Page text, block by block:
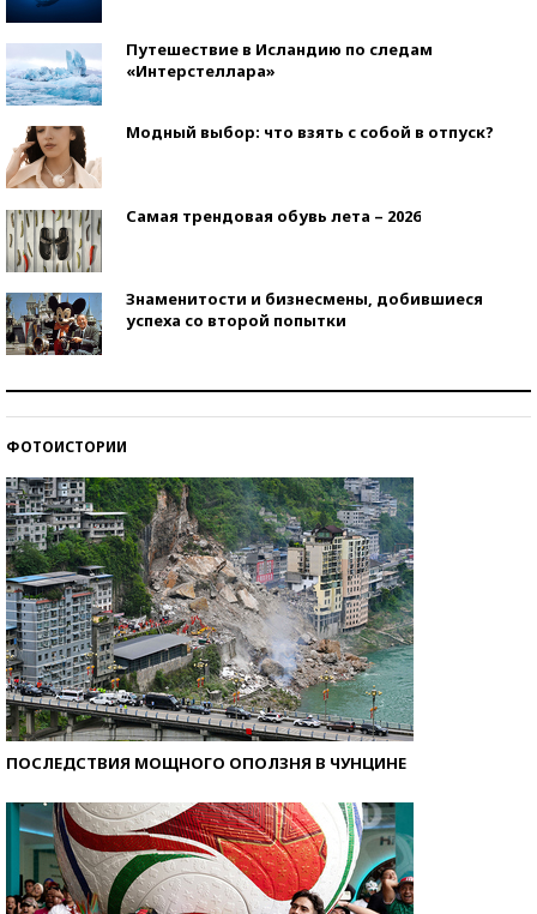
Путешествие в Исландию по следам
«Интерстеллара»
Модный выбор: что взять с собой в отпуск?
Самая трендовая обувь лета – 2026
Знаменитости и бизнесмены, добившиеся
успеха со второй попытки
ФОТОИСТОРИИ
ПОСЛЕДСТВИЯ МОЩНОГО ОПОЛЗНЯ В ЧУНЦИНЕ